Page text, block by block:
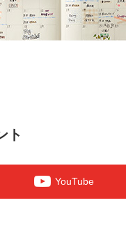
ト
YouTube